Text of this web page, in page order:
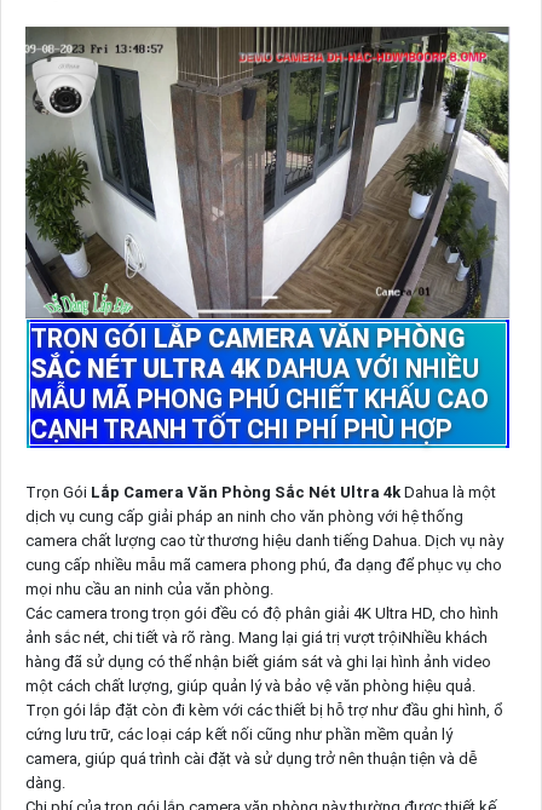
TRỌN GÓILẮP CAMERA VĂN PHÒNG
SẮC NÉT ULTRA 4KDAHUA VỚI NHIỀU
MẪU MÃ PHONG PHÚ CHIẾT KHẤU CAO
CẠNH TRANH TỐT CHI PHÍ PHÙ HỢP
Trọn Gói Lắp Camera Văn Phòng Sắc Nét Ultra 4kDahua là một
dịch vụ cung cấp giải pháp an ninh cho văn phòng với hệ thống
camera chất lượng cao từ thương hiệu danh tiếng Dahua. Dịch vụ này
cung cấp nhiều mẫu mã camera phong phú, đa dạng để phục vụ cho
mọi nhu cầu an ninh của văn phòng.
Các camera trong trọn gói đều có độ phân giải 4K Ultra HD, cho hình
ảnh sắc nét, chi tiết và rõ ràng. Mang lại giá trị vượt trộiNhiều khách
hàng đã sử dụng có thể nhận biết giám sát và ghi lại hình ảnh video
một cách chất lượng, giúp quản lý và bảo vệ văn phòng hiệu quả.
Trọn gói lắp đặt còn đi kèm với các thiết bị hỗ trợ như đầu ghi hình, ổ
cứng lưu trữ, các loại cáp kết nối cũng như phần mềm quản lý
camera, giúp quá trình cài đặt và sử dụng trở nên thuận tiện và dễ
dàng.